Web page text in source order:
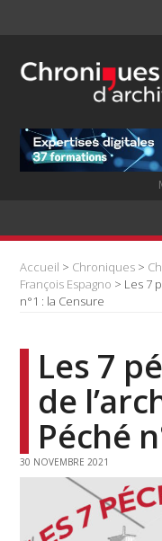
Accueil > Chroniques >
François Espagno > Les 7
n°1 : la Censure
Les 7
de
Péché
30 NOVEMBRE 2021